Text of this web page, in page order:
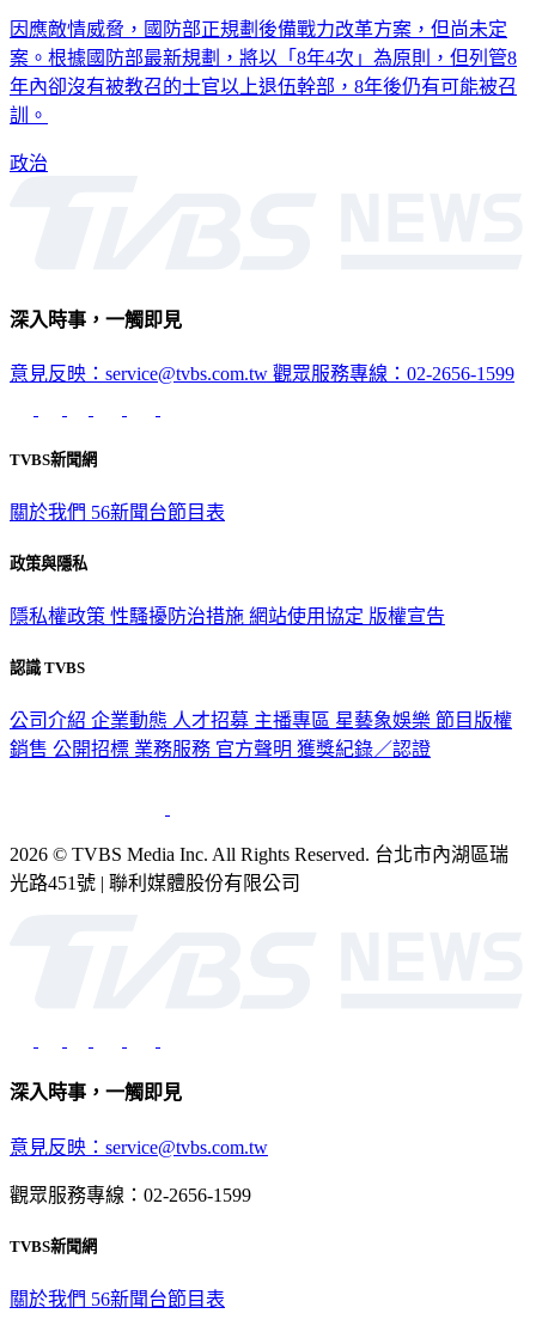
因應敵情威脅，國防部正規劃後備戰力改革方案，但尚未定
案。根據國防部最新規劃，將以「8年4次」為原則，但列管8
年內卻沒有被教召的士官以上退伍幹部，8年後仍有可能被召
訓。
政治
深入時事，一觸即見
意見反映：service@tvbs.com.tw 觀眾服務專線：02-2656-1599
TVBS新聞網
關於我們 56新聞台節目表
政策與隱私
隱私權政策 性騷擾防治措施 網站使用協定 版權宣告
認識 TVBS
公司介紹 企業動態 人才招募 主播專區 星藝象娛樂 節目版權
銷售 公開招標 業務服務 官方聲明 獲獎紀錄／認證
2026 © TVBS Media Inc. All Rights Reserved. 台北市內湖區瑞
光路451號 | 聯利媒體股份有限公司
深入時事，一觸即見
意見反映：service@tvbs.com.tw
觀眾服務專線：02-2656-1599
TVBS新聞網
關於我們 56新聞台節目表